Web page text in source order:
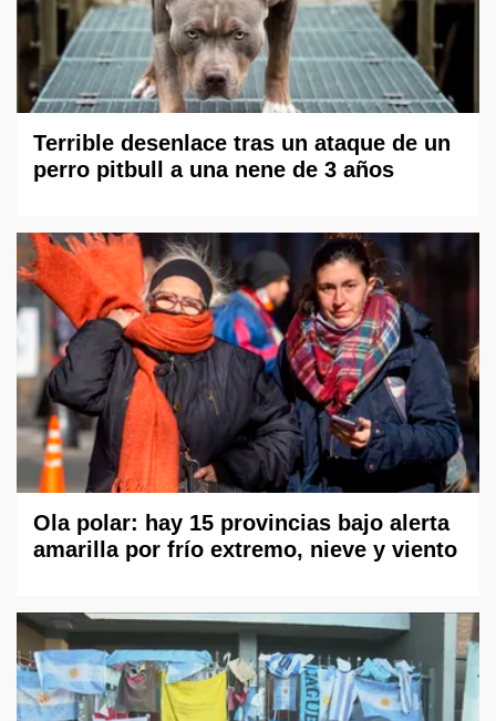
Terrible desenlace tras un ataque de un
perro pitbull a una nene de 3 años
Ola polar: hay 15 provincias bajo alerta
amarilla por frío extremo, nieve y viento